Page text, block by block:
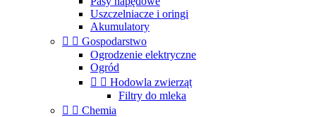
Uszczelniacze i oringi
Akumulatory
  Gospodarstwo
Ogrodzenie elektryczne
Ogród
  Hodowla zwierząt
Filtry do mleka
  Chemia